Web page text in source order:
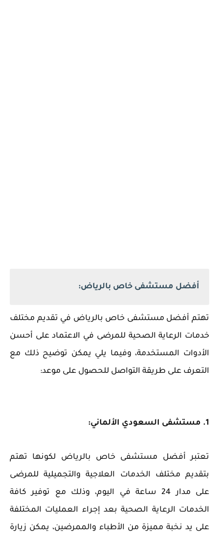
أفضل مستشفى خاص بالرياض:
‏تهتم أفضل مستشفى خاص بالرياض في تقديم مختلف
خدمات الرعاية الصحية للمرضى في الاعتماد على أحسن
الأدوات المستخدمة، وفيما يلي يمكن توضيح ذلك مع
التعرف على طريقة التواصل للحصول على موعد:
‏تعتبر أفضل مستشفى خاص بالرياض لكونها تهتم
بتقديم مختلف الخدمات العلاجية والتجميلية للمرضى
على مدار 24 ساعة في اليوم، وذلك مع توفير كافة
الخدمات الرعاية الصحية بعد إجراء العمليات المختلفة
على يد نخبة مميزة من الأطباء والممرضين، يمكن زيارة